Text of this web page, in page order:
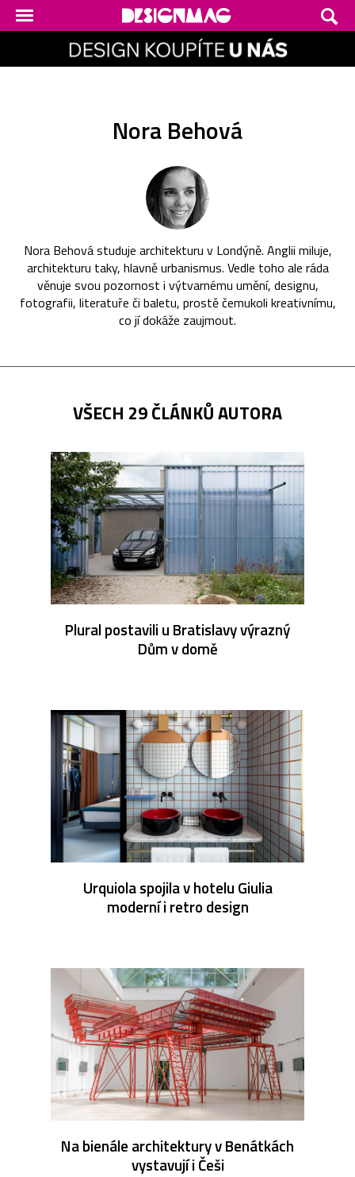
Nora Behová
Nora Behová studuje architekturu v Londýně. Anglii miluje,
architekturu taky, hlavně urbanismus. Vedle toho ale ráda
věnuje svou pozornost i výtvarnému umění, designu,
fotografii, literatuře či baletu, prostě čemukoli kreativnímu,
co jí dokáže zaujmout.
VŠECH 29 ČLÁNKŮ AUTORA
Plural postavili u Bratislavy výrazný
Dům v domě
Urquiola spojila v hotelu Giulia
moderní i retro design
Na bienále architektury v Benátkách
vystavují i Češi